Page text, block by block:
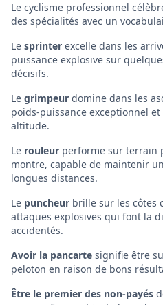
Le cyclisme professionnel
des spécialités avec un
Le sprinter excelle dans les
puissance explosive sur
décisifs.
Le grimpeur domine dans les
poids-puissance exceptionnel
altitude.
Le rouleur performe sur terrain
montre, capable de maintenir
longues distances.
Le puncheur brille sur les côtes
attaques explosives qui font la
accidentés.
Avoir la pancarte signifie être
peloton en raison de bons
Être le premier des non-payés